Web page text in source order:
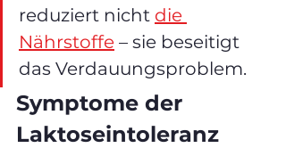
reduziert nicht die
Nährstoffe – sie beseitigt
das Verdauungsproblem.
Symptome der
Laktoseintoleranz